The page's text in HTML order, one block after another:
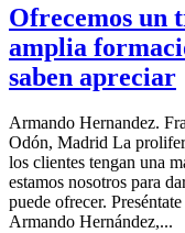
Ofrecemos un
amplia
saben apreciar
Armando Hernandez.
Odón, Madrid La
los clientes tengan una
estamos nosotros para
puede ofrecer.
Armando Hernández,...